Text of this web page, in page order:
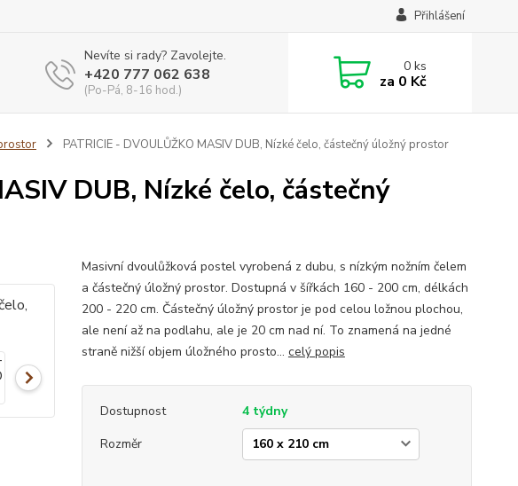
Přihlášení
Nevíte si rady? Zavolejte.
+420 777 062 638
(Po-Pá, 8-16 hod.)
0ks
za 0 Kč
PATRICIE - DVOULŮŽKO MASIV DUB, Nízké čelo, částečný úložný prostor
DUB, Nízké čelo, částečný
Masivní dvoulůžková postel vyrobená z dubu, s nízkým nožním čelem
a částečný úložný prostor. Dostupná v šířkách 160 - 200 cm, délkách
200 - 220 cm. Částečný úložný prostor je pod celou ložnou plochou,
ale není až na podlahu, ale je 20 cm nad ní. To znamená na jedné
straně nižší objem úložného prosto... celý popis
Dostupnost
4 týdny
Rozměr